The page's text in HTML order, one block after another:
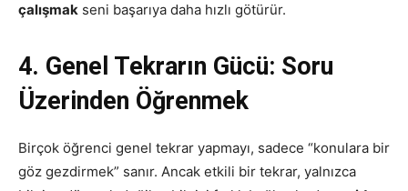
çalışmak seni başarıya daha hızlı götürür.
4. Genel Tekrarın Gücü: Soru
Üzerinden Öğrenmek
Birçok öğrenci genel tekrar yapmayı, sadece “konulara bir
göz gezdirmek” sanır. Ancak etkili bir tekrar, yalnızca